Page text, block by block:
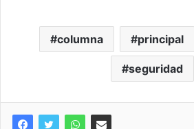
columna principal
seguridad